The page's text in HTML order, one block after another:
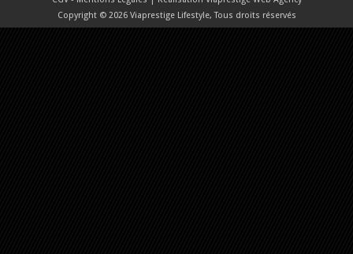
Copyright © 2026 Viaprestige Lifestyle, Tous droits réservés